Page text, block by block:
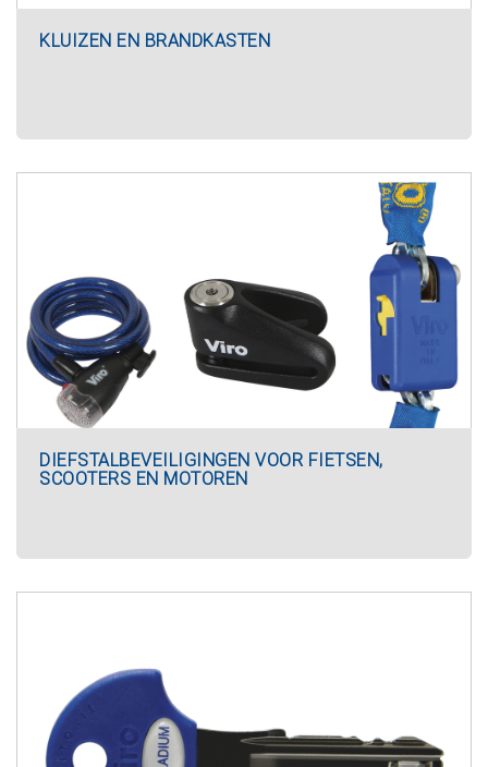
KLUIZEN EN BRANDKASTEN
DIEFSTALBEVEILIGINGEN VOOR FIETSEN,
SCOOTERS EN MOTOREN